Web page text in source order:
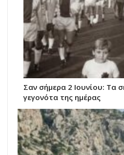
Σαν σήμερα 2 Ιουνίου: Τα
γεγονότα της ημέρας